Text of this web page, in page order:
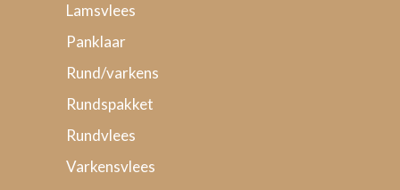
Lamsvlees
Panklaar
Rund/varkens
Rundspakket
Rundvlees
Varkensvlees